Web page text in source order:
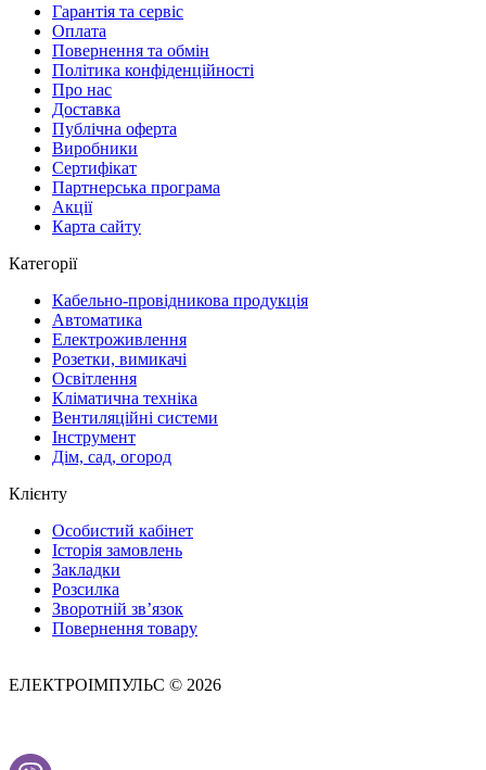
Гарантія та сервіс
Оплата
Повернення та обмін
Політика конфіденційності
Про нас
Доставка
Публічна оферта
Виробники
Сертифікат
Партнерська програма
Акції
Карта сайту
Категорії
Кабельно-провідникова продукція
Автоматика
Електроживлення
Розетки, вимикачі
Освітлення
Кліматична техніка
Вентиляційні системи
Інструмент
Дім, сад, огород
Клієнту
Особистий кабінет
Історія замовлень
Закладки
Розсилка
Зворотній зв’язок
Повернення товару
ЕЛЕКТРОІМПУЛЬС © 2026